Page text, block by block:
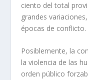
ciento del total
grandes
épocas de conflicto.
Posiblemente, la
la violencia de las
orden público